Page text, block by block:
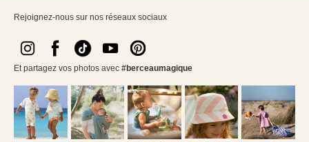
Rejoignez-nous sur nos réseaux sociaux
Et partagez vos photos avec #berceaumagique